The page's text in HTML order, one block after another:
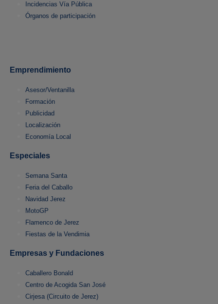
Incidencias Vía Pública
Órganos de participación
Emprendimiento
Asesor/Ventanilla
Formación
Publicidad
Localización
Economía Local
Especiales
Semana Santa
Feria del Caballo
Navidad Jerez
MotoGP
Flamenco de Jerez
Fiestas de la Vendimia
Empresas y Fundaciones
Caballero Bonald
Centro de Acogida San José
Cirjesa (Circuito de Jerez)